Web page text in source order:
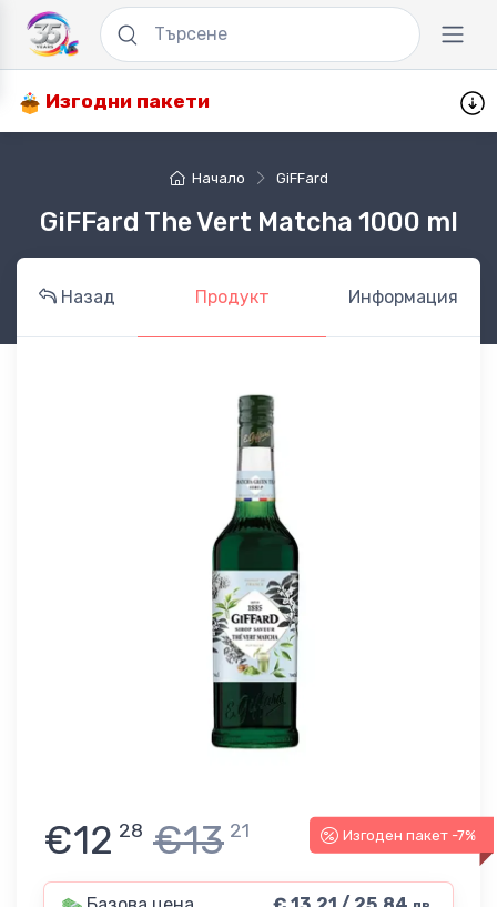
Изгодни пакети
Начало GiFFard
GiFFard The Vert Matcha 1000 ml
Назад Продукт Информация
Изгоден пакет -7%
€12 28 €13 21